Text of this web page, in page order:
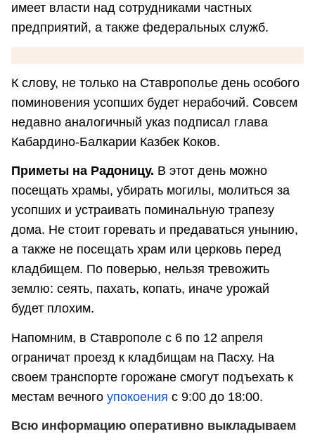
имеет власти над сотрудниками частных
предприятий, а также федеральных служб.
К слову, не только на Ставрополье день особого
поминовения усопших будет нерабочий. Совсем
недавно аналогичный указ подписал глава
Кабардино-Балкарии Казбек Коков.
Приметы на Радоницу. В этот день можно
посещать храмы, убирать могилы, молиться за
усопших и устраивать поминальную трапезу
дома. Не стоит горевать и предаваться унынию,
а также не посещать храм или церковь перед
кладбищем. По поверью, нельзя тревожить
землю: сеять, пахать, копать, иначе урожай
будет плохим.
Напомним, в Ставрополе с 6 по 12 апреля
ограничат проезд к кладбищам на Пасху. На
своем транспорте горожане смогут подъехать к
местам вечного упокоения с 9:00 до 18:00.
Всю информацию оперативно выкладываем